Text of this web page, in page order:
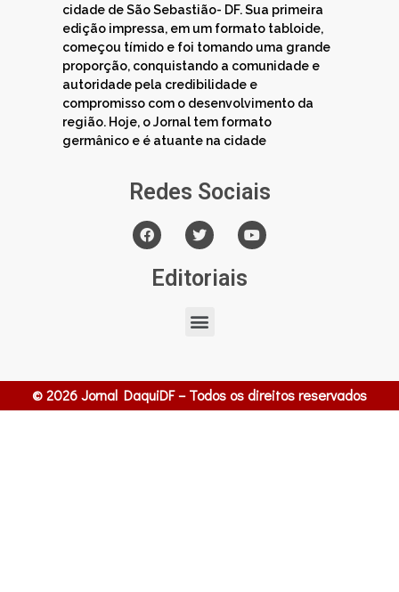
cidade de São Sebastião- DF. Sua primeira
edição impressa, em um formato tabloide,
começou tímido e foi tomando uma grande
proporção, conquistando a comunidade e
autoridade pela credibilidade e
compromisso com o desenvolvimento da
região. Hoje, o Jornal tem formato
germânico e é atuante na cidade
Redes Sociais
Editoriais
© 2026 Jornal DaquiDF – Todos os direitos reservados